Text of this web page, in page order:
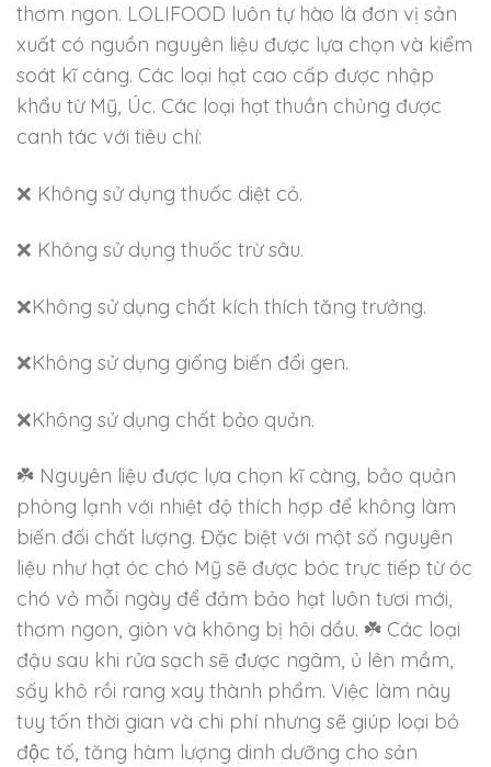
thơm ngon. LOLIFOOD luôn tự hào là đơn vị sản
xuất có nguồn nguyên liệu được lựa chọn và kiểm
soát kĩ càng. Các loại hạt cao cấp được nhập
khẩu từ Mỹ, Úc. Các loại hạt thuần chủng được
canh tác với tiêu chí:
❌ Không sử dụng thuốc diệt cỏ.
❌ Không sử dụng thuốc trừ sâu.
❌Không sử dụng chất kích thích tăng trưởng.
❌Không sử dụng giống biến đổi gen.
❌Không sử dụng chất bảo quản.
☘️ Nguyên liệu được lựa chọn kĩ càng, bảo quản
phòng lạnh với nhiệt độ thích hợp để không làm
biến đối chất lượng. Đặc biệt với một số nguyên
liệu như hạt óc chó Mỹ sẽ được bóc trực tiếp từ óc
chó vỏ mỗi ngày để đảm bảo hạt luôn tươi mới,
thơm ngon, giòn và không bị hôi dầu. ☘️ Các loại
đậu sau khi rửa sạch sẽ được ngâm, ủ lên mầm,
sấy khô rồi rang xay thành phẩm. Việc làm này
tuy tốn thời gian và chi phí nhưng sẽ giúp loại bỏ
độc tố, tăng hàm lượng dinh dưỡng cho sản